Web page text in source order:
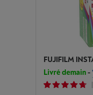
FUJIFILM
Livré demain-